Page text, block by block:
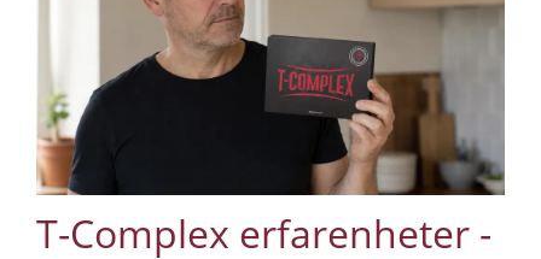
T-Complex erfarenheter -